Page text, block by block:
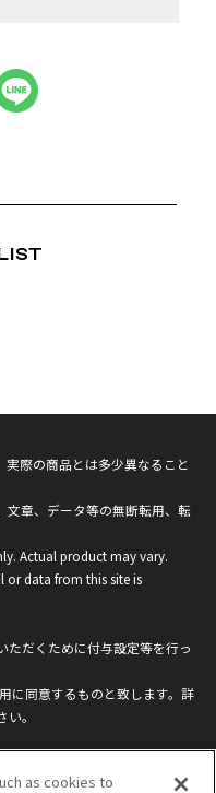
際の商品とは多少異なること
章、データ等の無断転用、転
Actual product may vary.
or data from this site is
だくために付与設定等を行っ
に同意するものと致します。詳
。
as cookies to